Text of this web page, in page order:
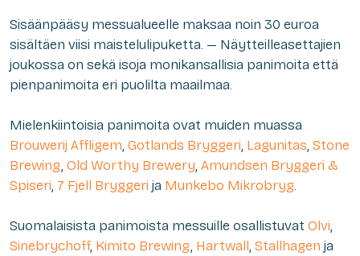
Sisäänpääsy messualueelle maksaa noin 30 euroa
sisältäen viisi maistelulipuketta. — Näytteilleasettajien
joukossa on sekä isoja monikansallisia panimoita että
pienpanimoita eri puolilta maailmaa.
Mielenkiintoisia panimoita ovat muiden muassa
Brouwerij Affligem, Gotlands Bryggeri, Lagunitas, Stone
Brewing, Old Worthy Brewery, Amundsen Bryggeri &
Spiseri, 7 Fjell Bryggeri ja Munkebo Mikrobryg.
Suomalaisista panimoista messuille osallistuvat Olvi,
Sinebrychoff, Kimito Brewing, Hartwall, Stallhagen ja